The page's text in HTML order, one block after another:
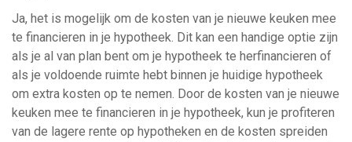
Ja, het is mogelijk om de kosten van je nieuwe keuken mee
te financieren in je hypotheek. Dit kan een handige optie zijn
als je al van plan bent om je hypotheek te herfinancieren of
als je voldoende ruimte hebt binnen je huidige hypotheek
om extra kosten op te nemen. Door de kosten van je nieuwe
keuken mee te financieren in je hypotheek, kun je profiteren
van de lagere rente op hypotheken en de kosten spreiden